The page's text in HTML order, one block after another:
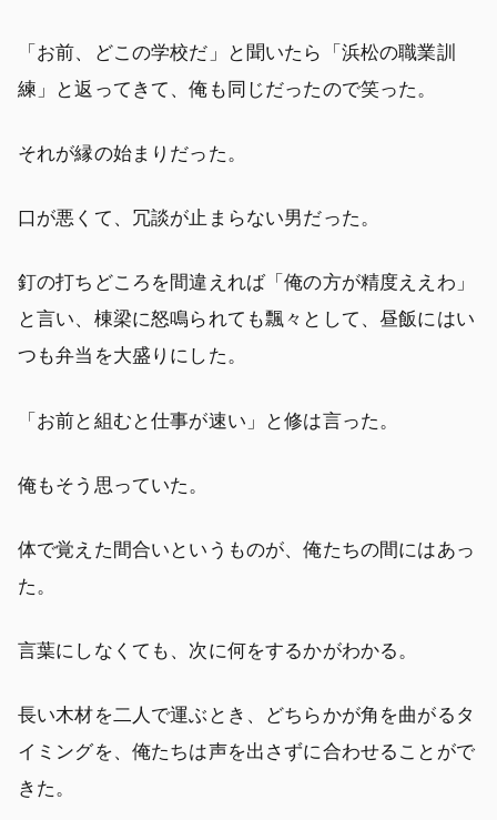
「お前、どこの学校だ」と聞いたら「浜松の職業訓
練」と返ってきて、俺も同じだったので笑った。
それが縁の始まりだった。
口が悪くて、冗談が止まらない男だった。
釘の打ちどころを間違えれば「俺の方が精度ええわ」
と言い、棟梁に怒鳴られても飄々として、昼飯にはい
つも弁当を大盛りにした。
「お前と組むと仕事が速い」と修は言った。
俺もそう思っていた。
体で覚えた間合いというものが、俺たちの間にはあっ
た。
言葉にしなくても、次に何をするかがわかる。
長い木材を二人で運ぶとき、どちらかが角を曲がるタ
イミングを、俺たちは声を出さずに合わせることがで
きた。